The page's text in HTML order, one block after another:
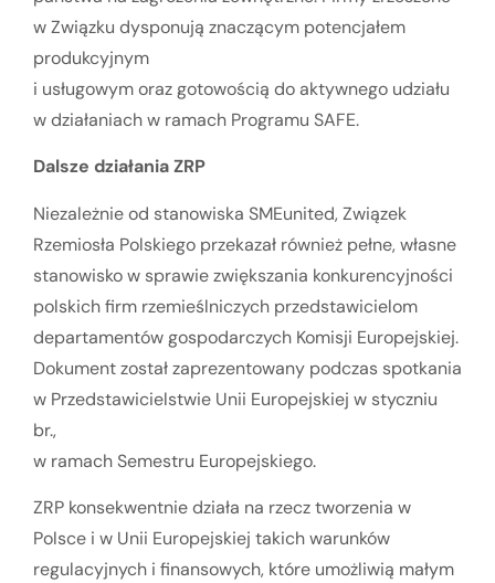
w Związku dysponują znaczącym potencjałem
produkcyjnym
i usługowym oraz gotowością do aktywnego udziału
w działaniach w ramach Programu SAFE.
Dalsze działania ZRP
Niezależnie od stanowiska SMEunited, Związek
Rzemiosła Polskiego przekazał również pełne, własne
stanowisko w sprawie zwiększania konkurencyjności
polskich firm rzemieślniczych przedstawicielom
departamentów gospodarczych Komisji Europejskiej.
Dokument został zaprezentowany podczas spotkania
w Przedstawicielstwie Unii Europejskiej w styczniu
br.,
w ramach Semestru Europejskiego.
ZRP konsekwentnie działa na rzecz tworzenia w
Polsce i w Unii Europejskiej takich warunków
regulacyjnych i finansowych, które umożliwią małym